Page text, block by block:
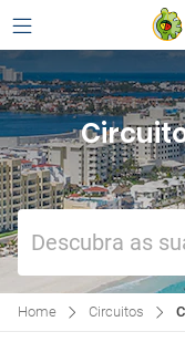
Descubra as
Home Circuitos